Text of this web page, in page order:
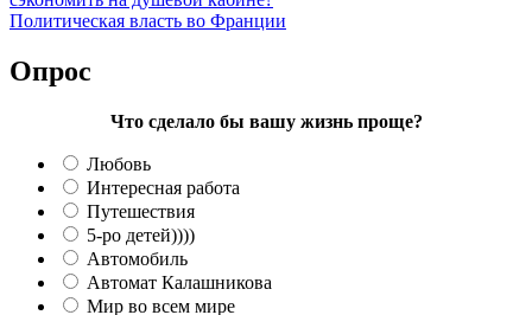
Политическая власть во Франции
Опрос
Что сделало бы вашу жизнь проще?
Любовь
Интересная работа
Путешествия
5-ро детей))))
Автомобиль
Автомат Калашникова
Мир во всем мире